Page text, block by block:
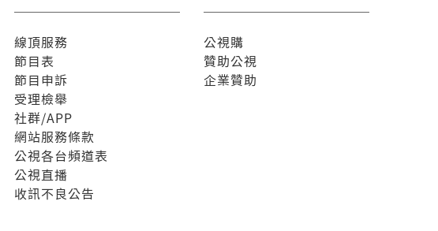
線頂服務
節目表
節目申訴
受理檢舉
社群/APP
網站服務條款
公視各台頻道表
公視直播
收訊不良公告
公視購
贊助公視
企業贊助